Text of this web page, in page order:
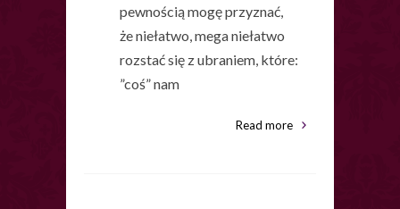
pewnością mogę przyznać,
że niełatwo, mega niełatwo
rozstać się z ubraniem, które:
”coś” nam
Read more